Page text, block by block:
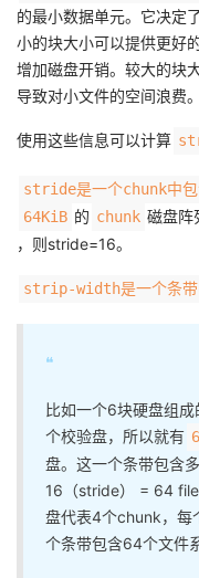
的最小数据单元。它决定
小的块大小可以提供更好
增加磁盘开销。较大的块
导致对小文件的空间浪费。
使用这些信息可以计算
stride是一个chunk中
64KiB 的 chunk 磁盘阵
，则stride=16。
strip-width是一个条带
❝
比如一个6块硬盘组
个校验盘，所以就有
盘。这一个条带包含
16（stride） = 64
盘代表4个chunk，每
个条带包含64个文件